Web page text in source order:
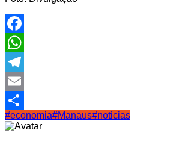
Facebook
WhatsApp
Telegram
Email
Share
#economia#Manaus#noticias